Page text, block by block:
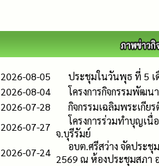
2026-08-05
ประชุมในวันพุธ ที่ 5
2026-08-04
โครงการกิจกรรมพัฒน
2026-07-28
กิจกรรมเฉลิมพระเกี
2026-07-27
โครงการร่วมทำบุญเ
จ.บุรีรัมย์
2026-07-24
อบต.ศรีสว่าง จัดประ
2569 ณ ห้องประชุมสภา